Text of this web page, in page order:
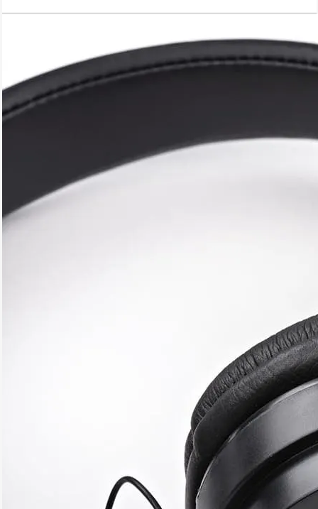
що актуальні у червні 2022. У кожному з них є дуже цікаві